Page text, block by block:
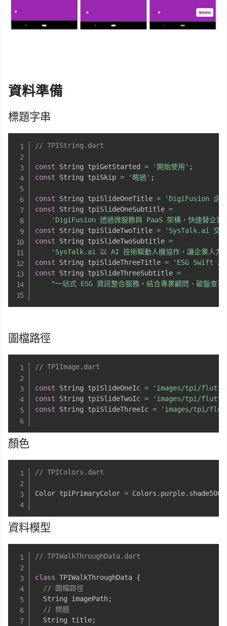
資料準備
標題字串
// TPIString.dart
const String tpiGetStarted = '開始使用' ;
const String tpiSkip = '略過' ;
const String tpiSlideOneTitle =
'DigiFusion 企
const String tpiSlideOneSubtitle =
'DigiFusion 透過微服務與 PaaS 架構，快速替企業
const String tpiSlideTwoTitle =
'SysTalk.ai 交談
const String tpiSlideTwoSubtitle =
'SysTalk.ai 以 AI 技術驅動人機協作，讓企業人力
const String tpiSlideThreeTitle =
'ESG Swift 永
const String tpiSlideThreeSubtitle =
"一站式 ESG 資訊整合服務，結合專業顧問、碳盤查
圖檔路徑
// TPIImage.dart
const String tpiSlideOneIc =
'images/tpi/
const String tpiSlideTwoIc =
'images/tpi/
const String tpiSlideThreeIc = 'images/tpi/
顏色
// TPIColors.dart
Color tpiPrimaryColor = Colors . purple. shade500
資料模型
// TPIWalkThroughData.dart
class TPIWalkThroughData {
// 圖檔路徑
  String imagePath
;
// 標題
  String title
;